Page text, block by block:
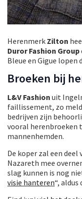
Herenmerk Zilton
Duror Fashion Group
Bleue en Gigue lopen
Broeken bij
L&V Fashion uit
faillissement, zo
bedrijven zijn
vooral herenbroeken
mannenhemden.
De koper zal een
Nazareth mee
slag kunnen is nog
visie hanteren“,